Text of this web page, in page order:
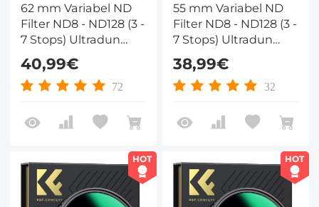
62 mm Variabel ND
Filter ND8 - ND128 (3 -
7 Stops) Ultradun
Variabel Gradiënt
Hydrofoob VND Filter
Met Hoge Resolutie
40,99€
72
55 mm Variabel ND
Filter ND8 - ND128 (3 -
7 Stops) Ultradun
Variabel Gradiënt
Hydrofoob VND Filter
Met Hoge Resolutie
38,99€
32
HOT HOT